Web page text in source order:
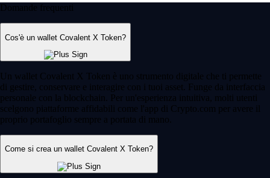
Domande frequenti
Cos'è un wallet Covalent X Token?
Un wallet Covalent X Token è uno strumento digitale che ti permette
di gestire, conservare e interagire con i tuoi asset. Funge da interfaccia
personale con la blockchain. Per un'esperienza intuitiva, molti utenti
scelgono piattaforme affidabili come l'app di Crypto.com per avere il
proprio portafoglio sempre a portata di mano.
Come si crea un wallet Covalent X Token?